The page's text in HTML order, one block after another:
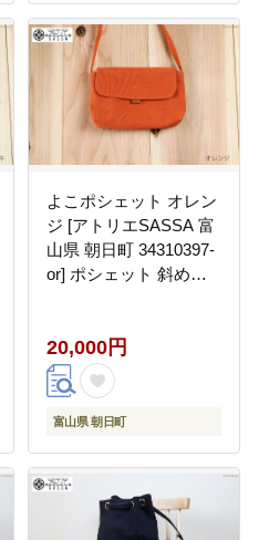
よこポシェット オレン
ジ [アトリエSASSA 富
山県 朝日町 34310397-
or] ポシェット 斜めが
作り シンプル レザー
20,000円
富山県 朝日町